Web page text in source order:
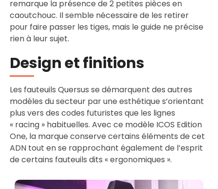
remarque la présence de 2 petites pièces en
caoutchouc. Il semble nécessaire de les retirer
pour faire passer les tiges, mais le guide ne précise
rien à leur sujet.
Design et finitions
Les fauteuils Quersus se démarquent des autres
modèles du secteur par une esthétique s’orientant
plus vers des codes futuristes que les lignes
« racing » habituelles. Avec ce modèle ICOS Edition
One, la marque conserve certains éléments de cet
ADN tout en se rapprochant également de l’esprit
de certains fauteuils dits « ergonomiques ».